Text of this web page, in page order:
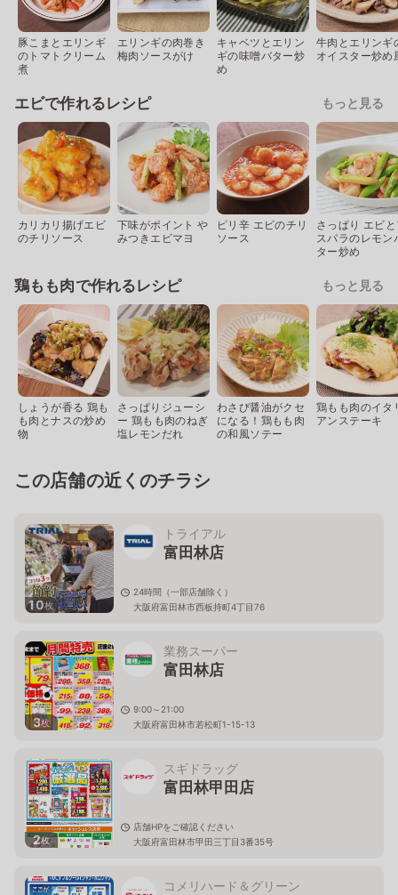
豚こまとエリンギ
のトマトクリーム
煮
エリンギの肉巻き
梅肉ソースがけ
キャベツとエリン
ギの味噌バター炒
め
牛肉とエリンギ
オイスター炒め
エビで作れるレシピ もっと見る
カリカリ揚げエビ
のチリソース
下味がポイント や
みつきエビマヨ
ピリ辛 エビのチリ
ソース
さっぱり エビ
スパラのレモン
ター炒め
鶏もも肉で作れるレシピ もっと見る
しょうが香る 鶏も
も肉とナスの炒め
物
さっぱりジューシ
ー 鶏もも肉のねぎ
塩レモンだれ
わさび醤油がクセ
になる！鶏もも肉
の和風ソテー
鶏もも肉のイタ
アンステーキ
この店舗の近くのチラシ
10枚
トライアル
富田林店
24時間（一部店舗除く）
大阪府富田林市西板持町4丁目76
3枚
業務スーパー
富田林店
9:00～21:00
大阪府富田林市若松町1-15-13
2枚
スギドラッグ
富田林甲田店
店舗HPをご確認ください
大阪府富田林市甲田三丁目3番35号
コメリハード＆グリーン